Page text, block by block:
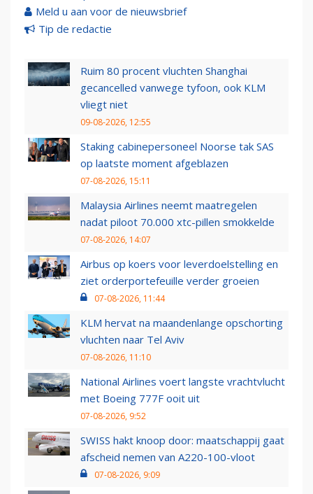
Meld u aan voor de nieuwsbrief
Tip de redactie
Ruim 80 procent vluchten Shanghai
gecancelled vanwege tyfoon, ook KLM
vliegt niet
09-08-2026, 12:55
Staking cabinepersoneel Noorse tak SAS
op laatste moment afgeblazen
07-08-2026, 15:11
Malaysia Airlines neemt maatregelen
nadat piloot 70.000 xtc-pillen smokkelde
07-08-2026, 14:07
Airbus op koers voor leverdoelstelling en
ziet orderportefeuille verder groeien
07-08-2026, 11:44
KLM hervat na maandenlange opschorting
vluchten naar Tel Aviv
07-08-2026, 11:10
National Airlines voert langste vrachtvlucht
met Boeing 777F ooit uit
07-08-2026, 9:52
SWISS hakt knoop door: maatschappij gaat
afscheid nemen van A220-100-vloot
07-08-2026, 9:09